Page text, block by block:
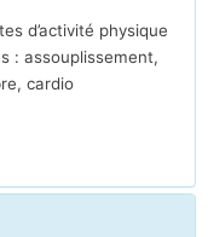
d’activité physique
: assouplissement,
cardio